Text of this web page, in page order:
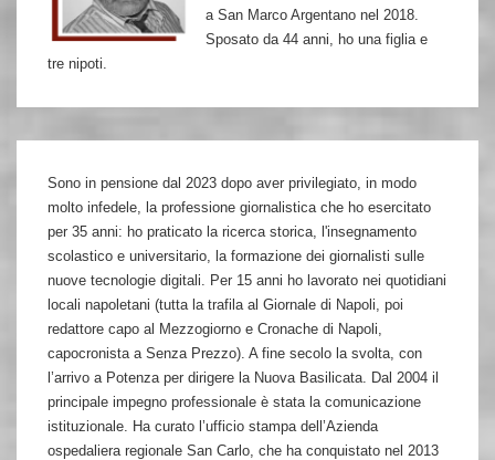
a San Marco Argentano nel 2018.
Sposato da 44 anni, ho una figlia e
tre nipoti.
Sono in pensione dal 2023 dopo aver privilegiato, in modo
molto infedele, la professione giornalistica che ho esercitato
per 35 anni: ho praticato la ricerca storica, l'insegnamento
scolastico e universitario, la formazione dei giornalisti sulle
nuove tecnologie digitali. Per 15 anni ho lavorato nei quotidiani
locali napoletani (tutta la trafila al Giornale di Napoli, poi
redattore capo al Mezzogiorno e Cronache di Napoli,
capocronista a Senza Prezzo). A fine secolo la svolta, con
l’arrivo a Potenza per dirigere la Nuova Basilicata. Dal 2004 il
principale impegno professionale è stata la comunicazione
istituzionale. Ha curato l’ufficio stampa dell’Azienda
ospedaliera regionale San Carlo, che ha conquistato nel 2013